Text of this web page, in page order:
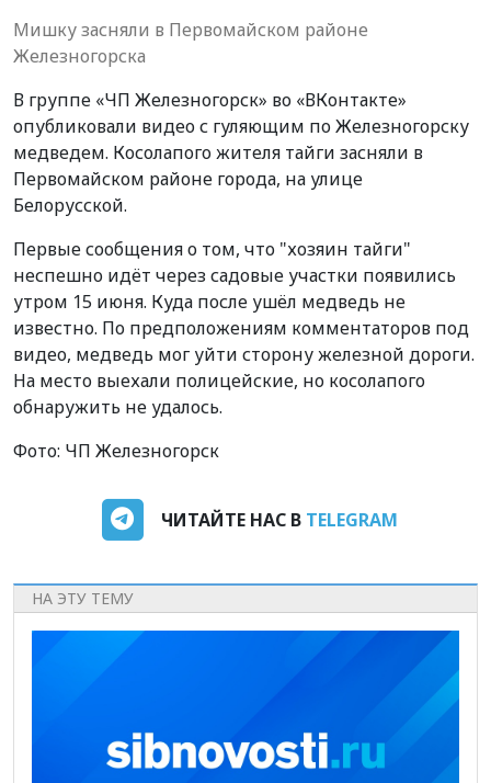
Мишку засняли в Первомайском районе
Железногорска
В группе «ЧП Железногорск» во «ВКонтакте»
опубликовали видео с гуляющим по Железногорску
медведем. Косолапого жителя тайги засняли в
Первомайском районе города, на улице
Белорусской.
Первые сообщения о том, что "хозяин тайги"
неспешно идёт через садовые участки появились
утром 15 июня. Куда после ушёл медведь не
известно. По предположениям комментаторов под
видео, медведь мог уйти сторону железной дороги.
На место выехали полицейские, но косолапого
обнаружить не удалось.
Фото: ЧП Железногорск
ЧИТАЙТЕ НАС В TELEGRAM
НА ЭТУ ТЕМУ